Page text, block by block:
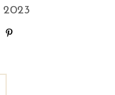
2023